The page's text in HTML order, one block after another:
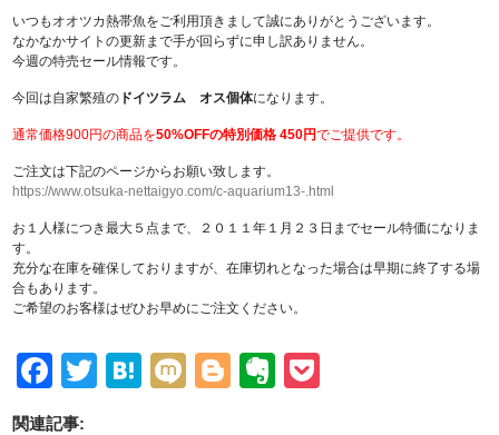
いつもオオツカ熱帯魚をご利用頂きまして誠にありがとうございます。
なかなかサイトの更新まで手が回らずに申し訳ありません。
今週の特売セール情報です。
今回は自家繁殖の ドイツラム オス個体になります。
通常価格900円の商品を50%OFFの特別価格 450円でご提供です。
ご注文は下記のページからお願い致します。
https://www.otsuka-nettaigyo.com/c-aquarium13-.html
お１人様につき最大５点まで、２０１１年１月２３日までセール特価になりま
す。
充分な在庫を確保しておりますが、在庫切れとなった場合は早期に終了する場
合もあります。
ご希望のお客様はぜひお早めにご注文ください。
Facebook
Twitter
Hatena
MixiBloggerEvernote
関連記事: